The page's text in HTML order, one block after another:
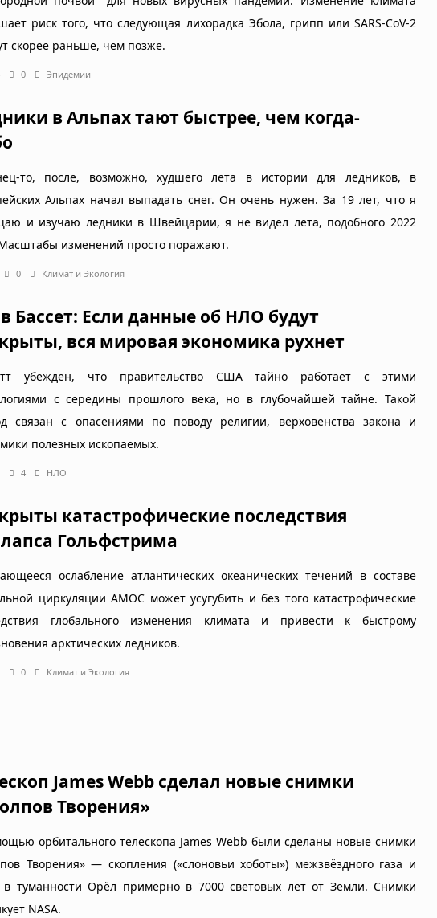
риск того, что следующая лихорадка Эбола, грипп или SARS-CoV-2
скорее раньше, чем позже.
0 Эпидемии
в Альпах тают быстрее, чем когда-
то, после, возможно, худшего лета в истории для ледников, в
Альпах начал выпадать снег. Он очень нужен. За 19 лет, что я
и изучаю ледники в Швейцарии, я не видел лета, подобного 2022
Масштабы изменений просто поражают.
0 Климат и Экология
Бассет: Если данные об НЛО будут
вся мировая экономика рухнет
убежден, что правительство США тайно работает с этими
с середины прошлого века, но в глубочайшей тайне. Такой
связан с опасениями по поводу религии, верховенства закона и
полезных ископаемых.
4 НЛО
катастрофические последствия
Гольфстрима
ослабление атлантических океанических течений в составе
циркуляции AMOC может усугубить и без того катастрофические
глобального изменения климата и привести к быстрому
арктических ледников.
0 Климат и Экология
James Webb сделал новые снимки
Творения»
орбитального телескопа James Webb были сделаны новые снимки
Творения» — скопления («слоновьи хоботы») межзвёздного газа и
туманности Орёл примерно в 7000 световых лет от Земли. Снимки
NASA.